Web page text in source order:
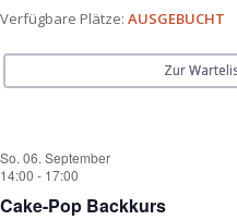
Verfügbare Plätze: AUSGEBUCHT
Zur
So. 06. September
14:00 - 17:00
Cake-Pop Backkurs